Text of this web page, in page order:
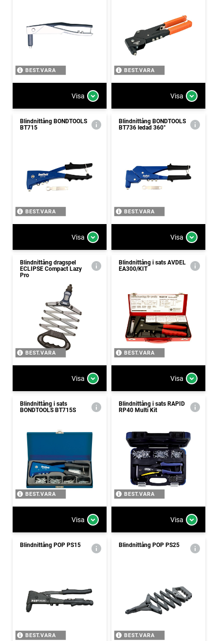
BEST.VARA
Visa
BEST.VARA
Visa
Blindnittång BONDTOOLS
BT715
BEST.VARA
Visa
Blindnittång BONDTOOLS
BT736 ledad 360°
BEST.VARA
Visa
Blindnittång dragspel
ECLIPSE Compact Lazy
Pro
BEST.VARA
Visa
Blindnittång i sats AVDEL
EA300/KIT
BEST.VARA
Visa
Blindnittång i sats
BONDTOOLS BT715S
BEST.VARA
Visa
Blindnittång i sats RAPID
RP40 Multi Kit
BEST.VARA
Visa
Blindnittång POP PS15
BEST.VARA
Blindnittång POP PS25
BEST.VARA